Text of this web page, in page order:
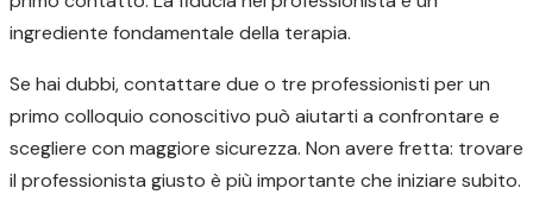
ingrediente fondamentale della terapia.
Se hai dubbi, contattare due o tre professionisti per un
primo colloquio conoscitivo può aiutarti a confrontare e
scegliere con maggiore sicurezza. Non avere fretta: trovare
il professionista giusto è più importante che iniziare subito.